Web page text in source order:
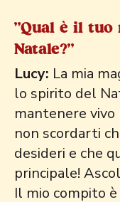
"Qual è il tuo
Natale?"
Lucy: La mia
lo spirito del
mantenere vivo
non scordarti
desideri e che
principale!
Il mio compito